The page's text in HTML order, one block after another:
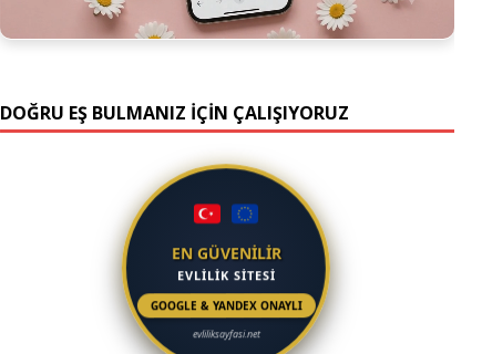
DOĞRU EŞ BULMANIZ İÇİN ÇALIŞIYORUZ
EN GÜVENİLİR
EVLİLİK SİTESİ
GOOGLE & YANDEX ONAYLI
evliliksayfasi.net